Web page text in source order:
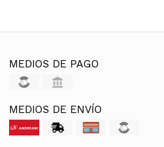
MEDIOS DE PAGO
MEDIOS DE ENVÍO